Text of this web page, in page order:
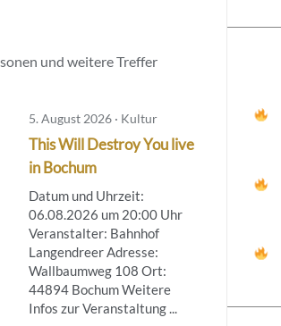
und weitere Treffer
5. August 2026 · Kultur
This Will Destroy You live
in Bochum
Datum und Uhrzeit:
06.08.2026 um 20:00 Uhr
Veranstalter: Bahnhof
Langendreer Adresse:
Wallbaumweg 108 Ort:
44894 Bochum Weitere
Infos zur Veranstaltung ...